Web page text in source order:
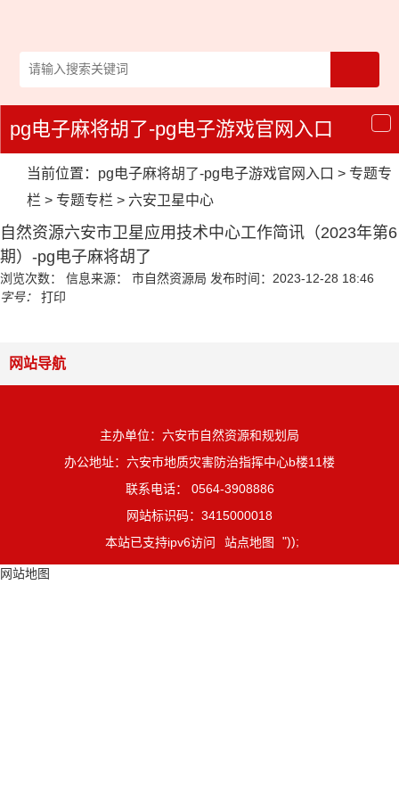
导
航
pg电子麻将胡了-pg电子游戏官网入口
当前位置： pg电子麻将胡了-pg电子游戏官网入口 > 专题专
栏 > 专题专栏 > 六安卫星中心
自然资源六安市卫星应用技术中心工作简讯（2023年第6
期）-pg电子麻将胡了
浏览次数： 信息来源： 市自然资源局 发布时间：2023-12-28 18:46
字号：
打印
网站导航
主办单位：六安市自然资源和规划局
办公地址：六安市地质灾害防治指挥中心b楼11楼
联系电话： 0564-3908886
网站标识码：3415000018
本站已支持ipv6访问
站点地图 "));
网站地图